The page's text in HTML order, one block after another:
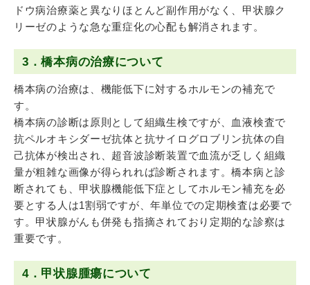
ドウ病治療薬と異なりほとんど副作用がなく、甲状腺ク
リーゼのような急な重症化の心配も解消されます。
3．橋本病の治療について
橋本病の治療は、機能低下に対するホルモンの補充で
す。
橋本病の診断は原則として組織生検ですが、血液検査で
抗ペルオキシダーゼ抗体と抗サイログロブリン抗体の自
己抗体が検出され、超音波診断装置で血流が乏しく組織
量が粗雑な画像が得られれば診断されます。橋本病と診
断されても、甲状腺機能低下症としてホルモン補充を必
要とする人は1割弱ですが、年単位での定期検査は必要で
す。甲状腺がんも併発も指摘されており定期的な診察は
重要です。
4．甲状腺腫瘍について